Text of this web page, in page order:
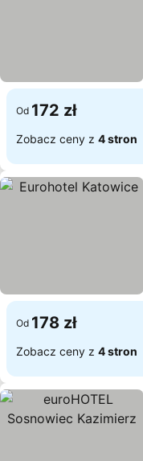
Od 172 zł
Zobacz ceny z 4 stron
Od 178 zł
Zobacz ceny z 4 stron